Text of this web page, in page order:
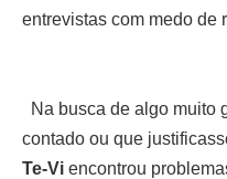
entrevistas com medo de
Na busca de algo muito
contado ou que
Te-Vi encontrou